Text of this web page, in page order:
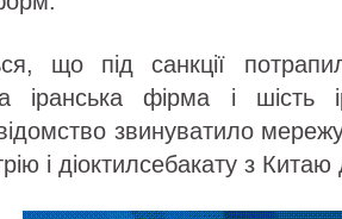
що під санкції
іранська фірма і шість
звинуватило мережу
і діоктилсебакату з Китаю